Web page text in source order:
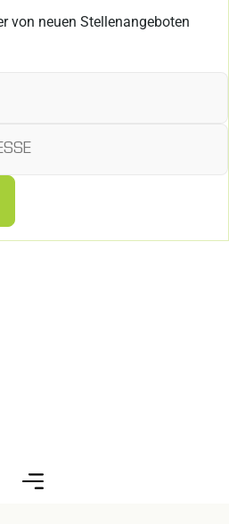
von neuen Stellenangeboten